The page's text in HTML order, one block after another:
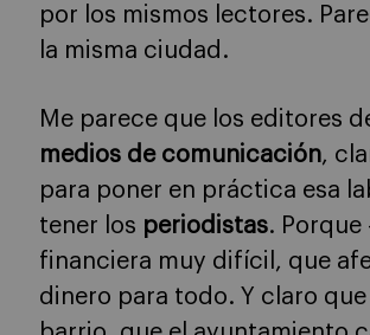
por los mismos lectores.
la misma ciudad.
Me parece que los editores
medios de comunicación,
para poner en práctica esa
tener los periodistas. Porque
financiera muy difícil, que
dinero para todo. Y claro